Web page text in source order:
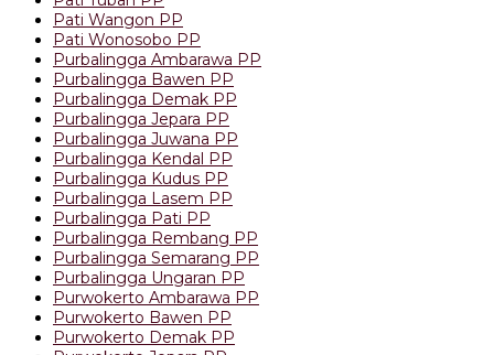
Pati Wangon PP
Pati Wonosobo PP
Purbalingga Ambarawa PP
Purbalingga Bawen PP
Purbalingga Demak PP
Purbalingga Jepara PP
Purbalingga Juwana PP
Purbalingga Kendal PP
Purbalingga Kudus PP
Purbalingga Lasem PP
Purbalingga Pati PP
Purbalingga Rembang PP
Purbalingga Semarang PP
Purbalingga Ungaran PP
Purwokerto Ambarawa PP
Purwokerto Bawen PP
Purwokerto Demak PP